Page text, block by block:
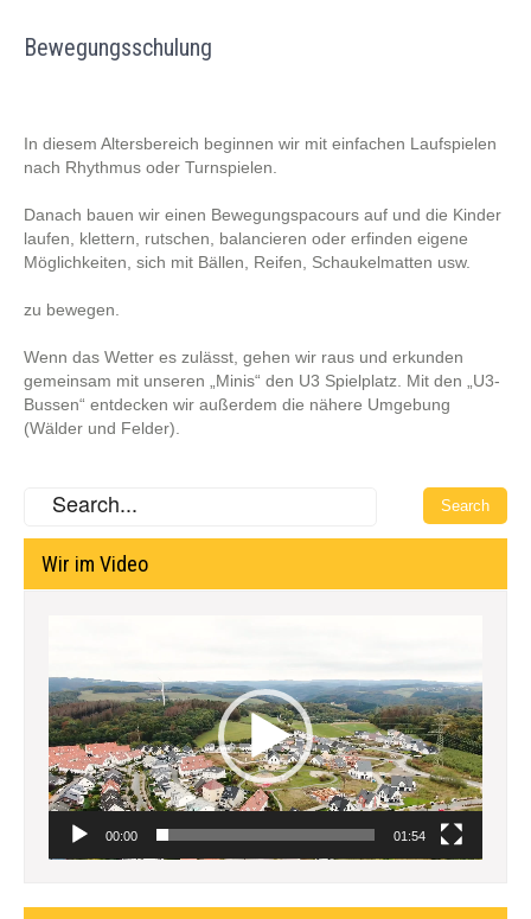
Bewegungsschulung
In diesem Altersbereich beginnen wir mit einfachen Laufspielen
nach Rhythmus oder Turnspielen.
Danach bauen wir einen Bewegungspacours auf und die Kinder
laufen, klettern, rutschen, balancieren oder erfinden eigene
Möglichkeiten, sich mit Bällen, Reifen, Schaukelmatten usw.
zu bewegen.
Wenn das Wetter es zulässt, gehen wir raus und erkunden
gemeinsam mit unseren „Minis“ den U3 Spielplatz. Mit den „U3-
Bussen“ entdecken wir außerdem die nähere Umgebung
(Wälder und Felder).
Wir im Video
00:00 01:54